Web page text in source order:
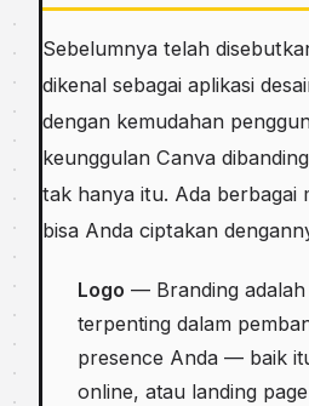
Sebelumnya telah
dikenal sebagai aplikasi
dengan kemudahan
keunggulan Canva
tak hanya itu. Ada berbagai
bisa Anda ciptakan
Logo — Branding
terpenting dalam
presence Anda — baik
online, atau landing page